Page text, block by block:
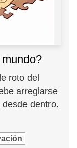
roto del
arreglarse
dentro.